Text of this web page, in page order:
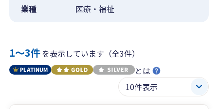
業種
医療・福祉
1〜3件を表示しています（全3件）
とは